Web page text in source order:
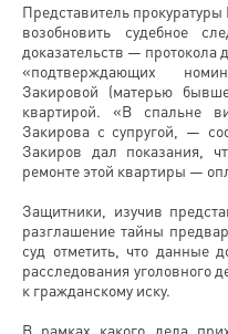
Представитель
возобновить судебное
доказательств — протокола
«подтверждающих
Закировой (матерью
квартирой. «В спальне
Закирова с супругой, —
Закиров дал показания,
ремонте этой квартиры —
Защитники, изучив
разглашение тайны
суд отметить, что данные
расследования уголовного
к гражданскому иску.
В рамках какого дела